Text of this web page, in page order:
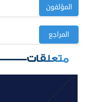
المؤلفون
المراجع
متعلقات